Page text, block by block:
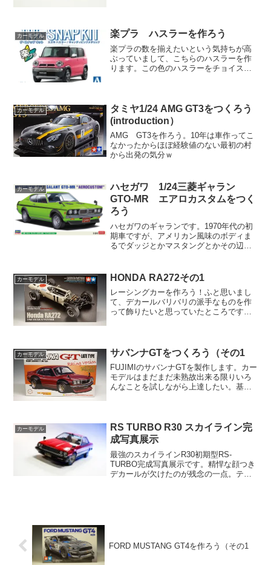
方式もありですが、ハセガ...
カーモデル 楽プラ ハスラーを作ろう
楽プラの数を揃えたいという気持ちが高
ぶっていまして、こちらのハスラーを作
ります。この色のハスラーをチョイス。
グレーの順で塗りました。...
カーモデル
タミヤ1/24 AMG GT3をつくろう
(introduction）
AMG GT3を作ろう。10年は車作ってこ
なかったからほぼ経験値のない最初の村
から出発の気分ｗ
カーモデル
ハセガワ 1/24三菱ギャラン
GTO-MR エアロカスタムをつく
ろう
ハセガワのギャランです。1970年代の初
期車ですが、アメリカン風味のボディま
るでダッジとかマスタングとかその辺の
もいるくらい。そんな車を作っていきま
すよ。パッケージ横っ...
カーモデル HONDA RA272その1
レーシングカーを作ろう！ふと思いまし
て、デカールバリバリの派手なものを作
って飾りたいと思っていたところです
選手権参戦用...
カーモデル サバンナGTをつくろう（その1
FUJIMIのサバンナGTを製作します。カー
モデルはまだまだ未熟故出来る限りいろ
んなことを試しながら上達したい。基礎
さで選びました。...
カーモデル
RS TURBO R30 スカイライン完
成写真展示
最強のスカイラインR30初期型RS-
TURBO完成写真展示です。精悍な顔つき
デカールが欠けたのが残念の一点。テー
FORD MUSTANG GT4を作ろう（その1